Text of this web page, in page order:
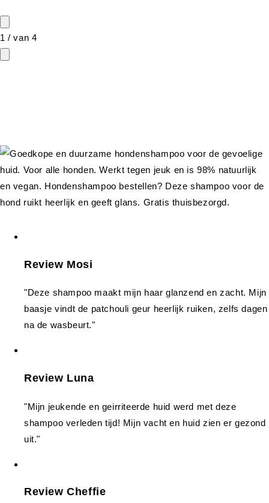
1 /van 4
Review Mosi
"Deze shampoo maakt mijn haar glanzend en zacht. Mijn
baasje vindt de patchouli geur heerlijk ruiken, zelfs dagen
na de wasbeurt."
Review Luna
"Mijn jeukende en geirriteerde huid werd met deze
shampoo verleden tijd! Mijn vacht en huid zien er gezond
uit."
Review Cheffie